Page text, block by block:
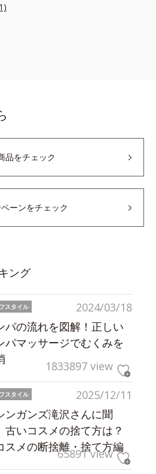
品をチェック
ーンをチェック
ング
2024/03/18
スタイル
パの流れを図解！正しい
パマッサージでむくみを
1833897 view
2025/12/11
スタイル
ンガンズ滝沢さんに聞
古いコスメの捨て方は？
スメの断捨離・捨て方編
65891 view